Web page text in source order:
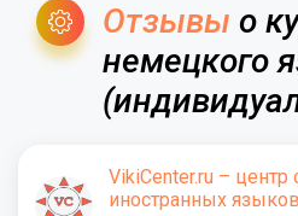
Отзывы о
немецкого
VikiCenter.ru – центр
иностранных языков